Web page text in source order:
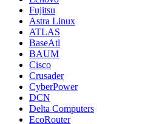
Fujitsu
Astra Linux
ATLAS
BaseAtl
BAUM
Cisco
Crusader
CyberPower
DCN
Delta Computers
EcoRouter